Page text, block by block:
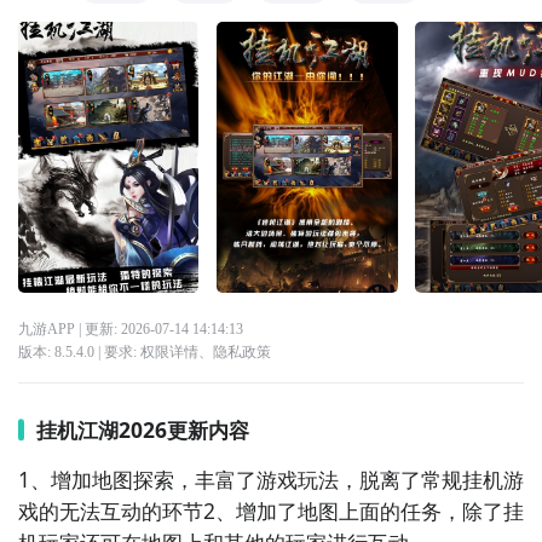
九游APP | 更新: 2026-07-14 14:14:13
版本: 8.5.4.0| 要求: 权限详情、 隐私政策
挂机江湖2026更新内容
1、增加地图探索，丰富了游戏玩法，脱离了常规挂机游
戏的无法互动的环节2、增加了地图上面的任务，除了挂